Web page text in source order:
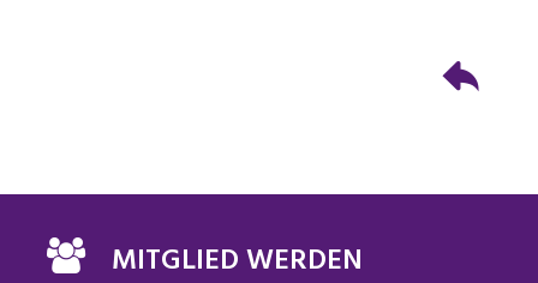
MITGLIED WERDEN